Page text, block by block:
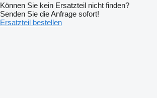
Können Sie kein Ersatzteil nicht finden?
Senden Sie die Anfrage sofort!
Ersatzteil bestellen